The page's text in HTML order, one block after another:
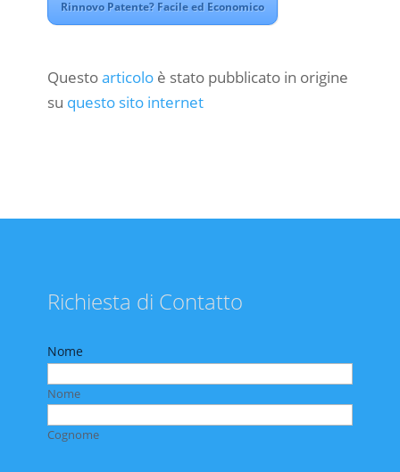
Rinnovo Patente? Facile ed Economico
Questoarticoloè stato pubblicato in origine
su questo sito internet
Richiesta di Contatto
Nome
Nome
Cognome